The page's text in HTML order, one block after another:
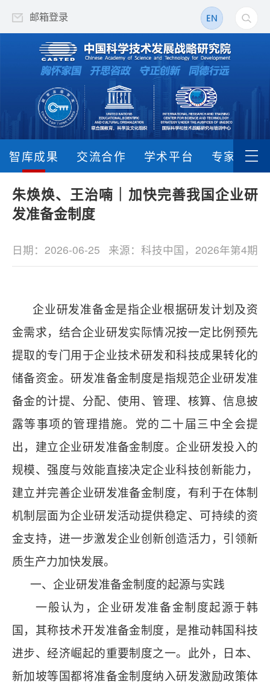
邮箱登录
智库成果 交流合作 学术平台 专家队伍
朱焕焕、王治喃｜加快完善我国企业研
发准备金制度
日期：2026-06-25 来源：科技中国，2026年第4期
企业研发准备金是指企业根据研发计划及资
金需求，结合企业研发实际情况按一定比例预先
提取的专门用于企业技术研发和科技成果转化的
储备资金。研发准备金制度是指规范企业研发准
备金的计提、分配、使用、管理、核算、信息披
露等事项的管理措施。党的二十届三中全会提
出，建立企业研发准备金制度。企业研发投入的
规模、强度与效能直接决定企业科技创新能力，
建立并完善企业研发准备金制度，有利于在体制
机制层面为企业研发活动提供稳定、可持续的资
金支持，进一步激发企业创新创造活力，引领新
质生产力加快发展。
一、企业研发准备金制度的起源与实践
一般认为，企业研发准备金制度起源于韩
国，其称技术开发准备金制度，是推动韩国科技
进步、经济崛起的重要制度之一。此外，日本、
新加坡等国都将准备金制度纳入研发激励政策体